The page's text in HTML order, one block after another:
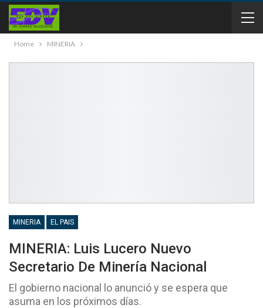
Home MINERIA
MINERIA EL PAIS
MINERIA: Luis Lucero Nuevo
Secretario De Minería Nacional
El gobierno nacional lo anunció y se espera que
asuma en los próximos días.